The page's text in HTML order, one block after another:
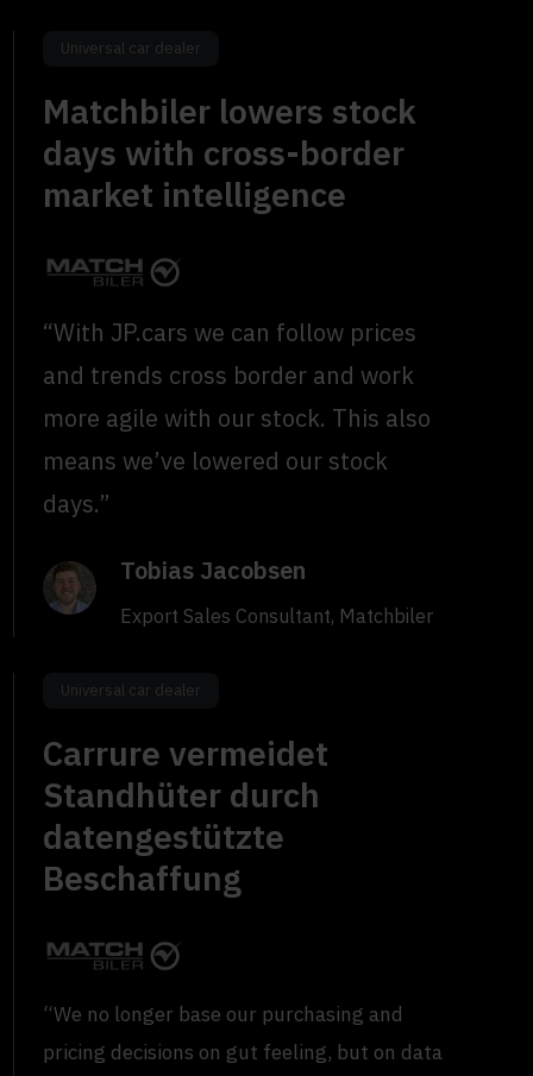
Universal car dealer
Matchbiler lowers stock
days with cross-border
market intelligence
“With JP.cars we can follow prices
and trends cross border and work
more agile with our stock. This also
means we’ve lowered our stock
days.”
Tobias Jacobsen
Export Sales Consultant, Matchbiler
Universal car dealer
Carrure vermeidet
Standhüter durch
datengestützte
Beschaffung
“We no longer base our purchasing and
pricing decisions on gut feeling, but on data